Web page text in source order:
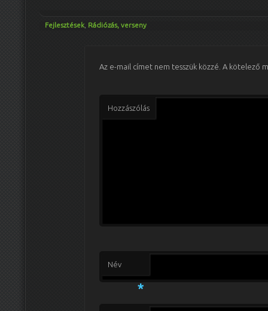
Fejlesztések Rádiózás, verseny
Az e-mail címet nem tesszük közzé. A kötelező
Hozzászólás
Név
*